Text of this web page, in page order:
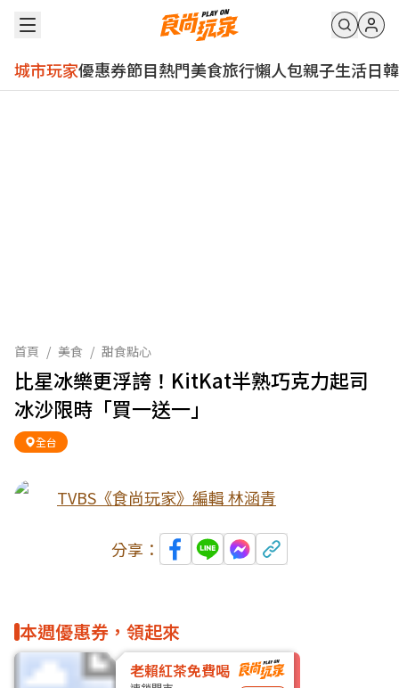
城市玩家優惠券節目熱門美食旅行懶人包親子生活日韓
首頁 / 美食 / 甜食點心
比星冰樂更浮誇！KitKat半熟巧克力起司
冰沙限時「買一送一」
全台
TVBS《食尚玩家》編輯 林涵青
分享：
本週優惠券，領起來
老賴紅茶免費喝